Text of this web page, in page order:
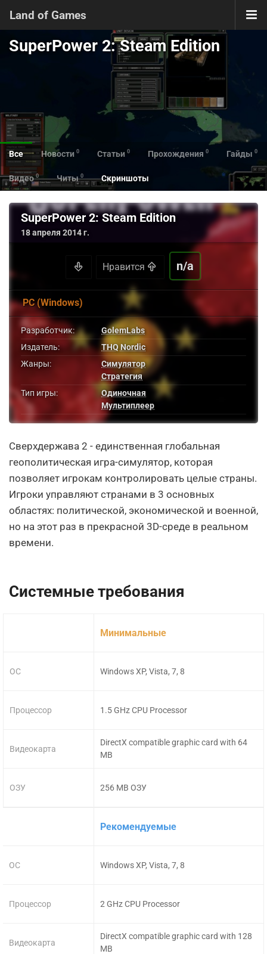
Land of Games
SuperPower 2: Steam Edition
Все Новости 0 Статьи 0 Прохождения 0 Гайды 0
Видео 0 Читы 0 Скриншоты
SuperPower 2: Steam Edition
18 апреля 2014 г.
Нравится n/a
PC (Windows)
Разработчик:
GolemLabs
Издатель:
THQ Nordic
Жанры:
Симулятор
Стратегия
Тип игры:
Одиночная
Мультиплеер
Сверхдержава 2 - единственная глобальная
геополитическая игра-симулятор, которая
позволяет игрокам контролировать целые страны.
Игроки управляют странами в 3 основных
областях: политической, экономической и военной,
но на этот раз в прекрасной 3D-среде в реальном
времени.
Системные требования
ОС
Процессор
Видеокарта
ОЗУ
Минимальные
Windows XP, Vista, 7, 8
1.5 GHz CPU Processor
DirectX compatible graphic card with 64
MB
256 MB ОЗУ
ОС
Процессор
Видеокарта
Рекомендуемые
Windows XP, Vista, 7, 8
2 GHz CPU Processor
DirectX compatible graphic card with 128
MB